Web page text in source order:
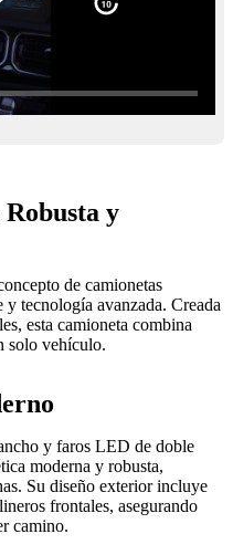
y
de camionetas
tecnología avanzada. Creada
esta camioneta combina
solo vehículo.
y faros LED de doble
moderna y robusta,
Su diseño exterior incluye
frontales, asegurando
camino.